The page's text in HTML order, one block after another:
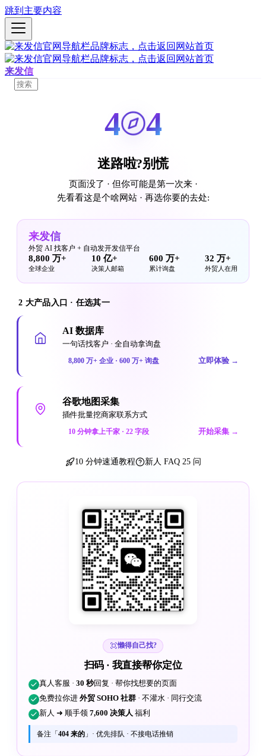
跳到主要内容
来发信
4 4
迷路啦?别慌
页面没了 · 但你可能是第一次来 ·
先看看这是个啥网站 · 再选你要的去处:
来发信
外贸 AI 找客户 + 自动发开发信平台
8,800 万+
全球企业
10 亿+
决策人邮箱
600 万+
累计询盘
32 万+
外贸人在用
2 大产品入口 · 任选其一
AI 数据库
一句话找客户 · 全自动拿询盘
8,800 万+ 企业 · 600 万+ 询盘 立即体验 →
谷歌地图采集
插件批量挖商家联系方式
10 分钟拿上千家 · 22 字段 开始采集 →
10 分钟速通教程 新人 FAQ 25 问
懒得自己找?
扫码 · 我直接帮你定位
真人客服 ·30 秒回复 · 帮你找想要的页面
免费拉你进外贸 SOHO 社群 · 不灌水 · 同行交流
新人 ➜ 顺手领7,600 决策人 福利
备注「404 来的 」· 优先排队 · 不接电话推销